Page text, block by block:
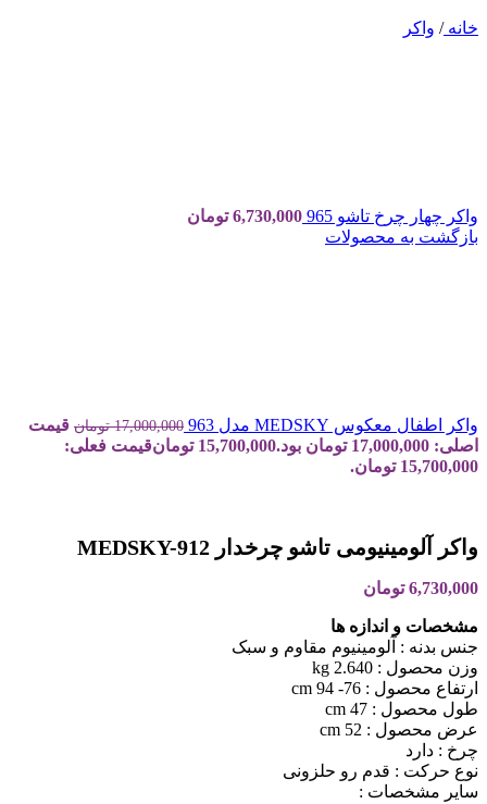
خانه/ واکر
واکر چهار چرخ تاشو 965 6,730,000 تومان
بازگشت به محصولات
واکر اطفال معکوس MEDSKY مدل 963 17,000,000 تومان قیمت
اصلی: 17,000,000 تومان بود.
15,700,000 تومانقیمت فعلی:
15,700,000 تومان.
واکر آلومینیومی تاشو چرخدار MEDSKY-912
6,730,000 تومان
مشخصات و اندازه ها
جنس بدنه : آلومینیوم مقاوم و سبک
وزن محصول : 2.640 kg
ارتفاع محصول : 76- 94 cm
طول محصول : 47 cm
عرض محصول : 52 cm
چرخ : دارد
نوع حرکت : قدم رو حلزونی
سایر مشخصات :